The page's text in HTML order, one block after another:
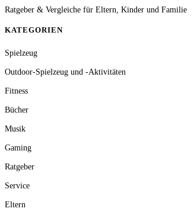
Ratgeber & Vergleiche für Eltern, Kinder und Familie
KATEGORIEN
Spielzeug
Outdoor-Spielzeug und -Aktivitäten
Fitness
Bücher
Musik
Gaming
Ratgeber
Service
Eltern